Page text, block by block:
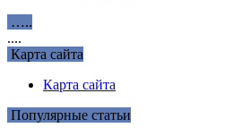
…..
....
Карта сайта
Карта сайта
Популярные статьи